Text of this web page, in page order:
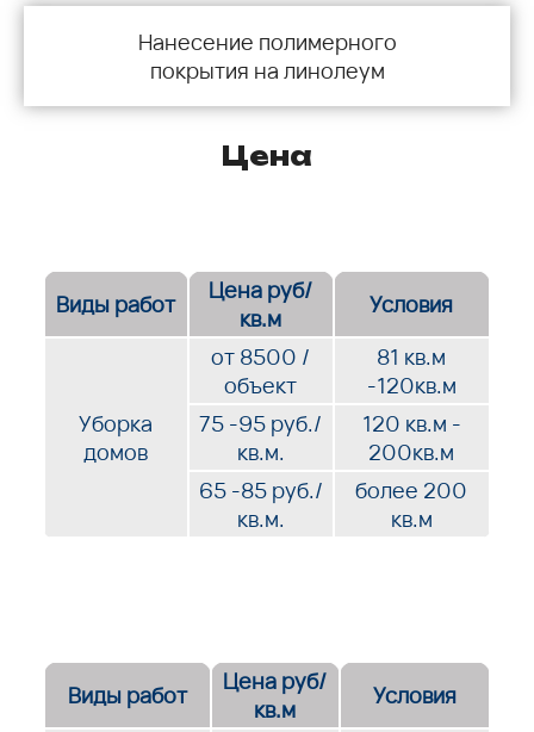
Нанесение полимерного
покрытия на линолеум
Цена
Виды работ
Цена руб/
кв.м
Условия
Уборка
домов
от 8500 /
объект
81 кв.м
-120кв.м
75 -95 руб./
кв.м.
120 кв.м -
200кв.м
65 -85 руб./
кв.м.
более 200
кв.м
Виды работ
Цена руб/
кв.м
Условия